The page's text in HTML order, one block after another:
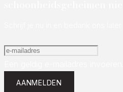
AANMELDEN